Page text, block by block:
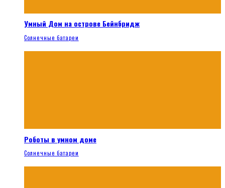
Умный Дом на острове Бейнбридж
Солнечные батареи
Роботы в умном доме
Солнечные батареи